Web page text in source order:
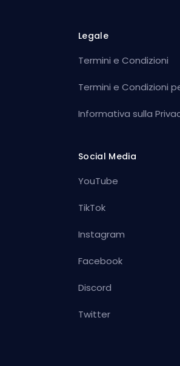
Legale
Termini e Condizioni
Termini e Condizioni
Informativa sulla
Social Media
YouTube
TikTok
Instagram
Facebook
Discord
Twitter